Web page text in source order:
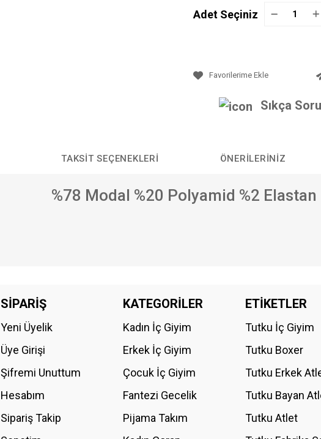
Adet Seçiniz
Sıkça
TAKSIT SEÇENEKLERI ÖNERILERINIZ
%78 Modal %20 Polyamid %2 Elastan
Bu ürüne ilk yorumu siz yapın!
SİPARİŞ
Yeni Üyelik
Üye Girişi
Şifremi Unuttum
Hesabım
Sipariş Takip
KATEGORİLER
Kadın İç Giyim
Erkek İç Giyim
Çocuk İç Giyim
Fantezi Gecelik
Pijama Takım
ETİKETLER
Tutku İç Giyim
Tutku Boxer
Tutku Erkek
Tutku Bayan
Tutku Atlet